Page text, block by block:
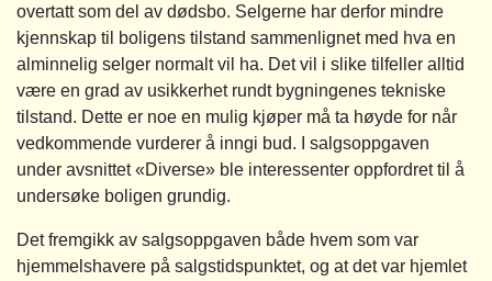
overtatt som del av dødsbo. Selgerne har derfor mindre
kjennskap til boligens tilstand sammenlignet med hva en
alminnelig selger normalt vil ha. Det vil i slike tilfeller alltid
være en grad av usikkerhet rundt bygningenes tekniske
tilstand. Dette er noe en mulig kjøper må ta høyde for når
vedkommende vurderer å inngi bud. I salgsoppgaven
under avsnittet «Diverse» ble interessenter oppfordret til å
undersøke boligen grundig.
Det fremgikk av salgsoppgaven både hvem som var
hjemmelshavere på salgstidspunktet, og at det var hjemlet